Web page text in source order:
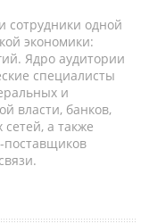
сотрудники одной
экономики:
Ядро аудитории
специалисты
и
власти, банков,
а также
поставщиков